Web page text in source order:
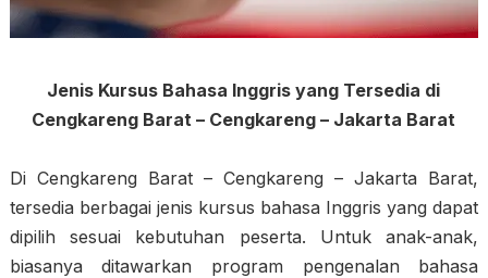
Jenis Kursus Bahasa Inggris yang Tersedia di
Cengkareng Barat – Cengkareng – Jakarta Barat
Di Cengkareng Barat – Cengkareng – Jakarta Barat,
tersedia berbagai jenis kursus bahasa Inggris yang dapat
dipilih sesuai kebutuhan peserta. Untuk anak-anak,
biasanya ditawarkan program pengenalan bahasa